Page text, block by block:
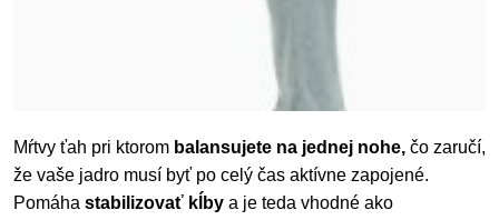
Mŕtvy ťah pri ktorom balansujete na jednej nohe, čo zaručí,
že vaše jadro musí byť po celý čas aktívne zapojené.
Pomáha stabilizovať kĺby a je teda vhodné ako